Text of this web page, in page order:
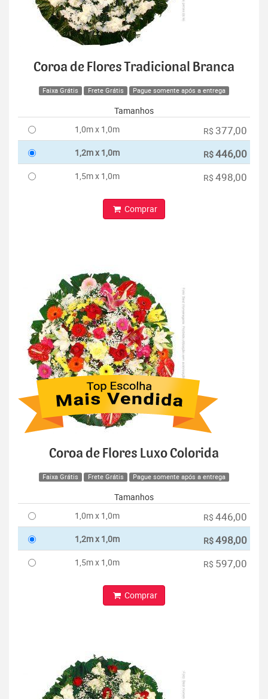
Coroa de Flores Tradicional Branca
Faixa Grátis Frete Grátis Pague somente após a entrega
Tamanhos
1,0m x 1,0m
R$ 377,00
1,2m x 1,0m R$446,00
1,5m x 1,0m R$ 498,00
Comprar
Coroa de Flores Luxo Colorida
Faixa Grátis Frete Grátis Pague somente após a entrega
Tamanhos
1,0m x 1,0m
R$ 446,00
1,2m x 1,0m R$498,00
1,5m x 1,0m R$ 597,00
Comprar